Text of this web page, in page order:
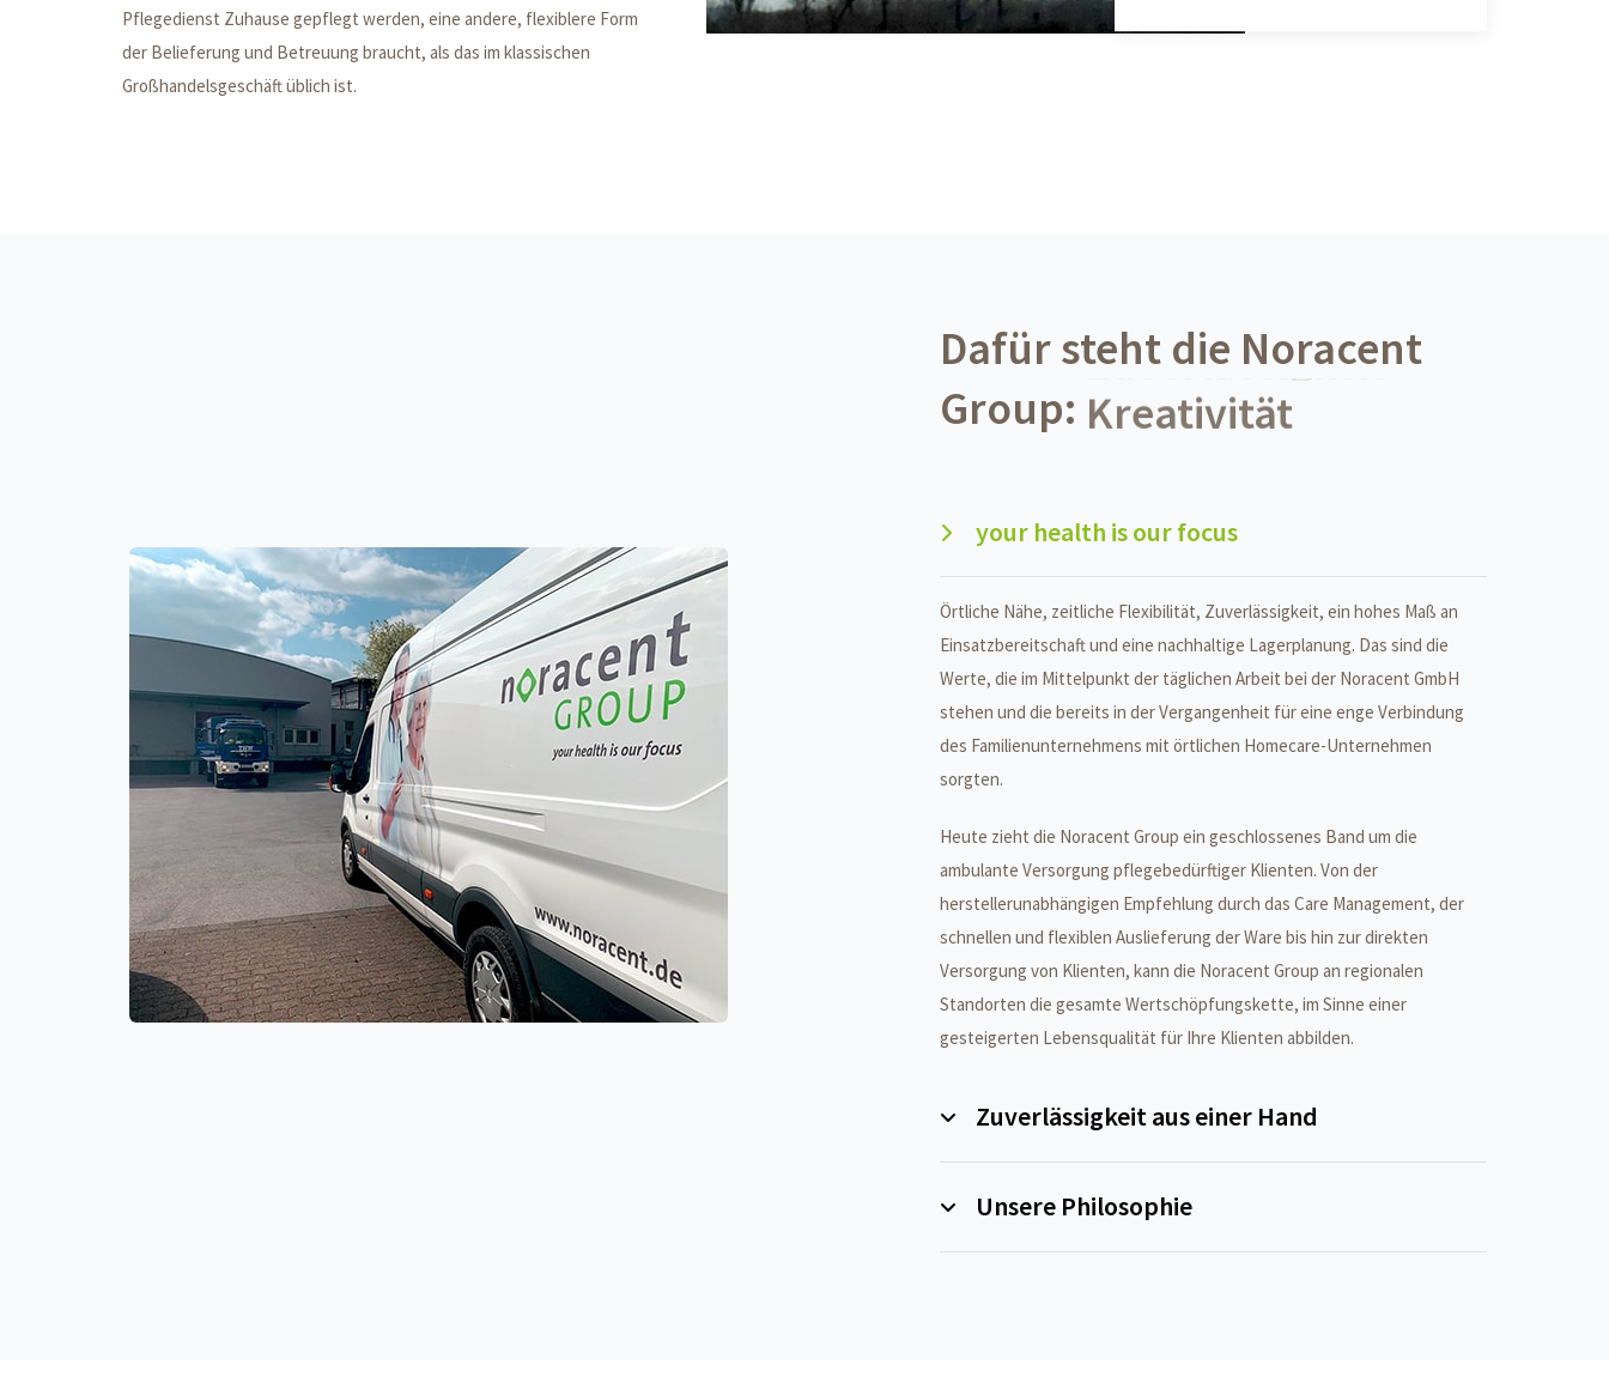
Pflegedienst Zuhause gepflegt werden, eine andere, flexiblere Form
der Belieferung und Betreuung braucht, als das im klassischen
Großhandelsgeschäft üblich ist.
Dafür steht die Noracent
Group: Kreativität
your health is our focus
Örtliche Nähe, zeitliche Flexibilität, Zuverlässigkeit, ein hohes Maß an
Einsatzbereitschaft und eine nachhaltige Lagerplanung. Das sind die
Werte, die im Mittelpunkt der täglichen Arbeit bei der Noracent GmbH
stehen und die bereits in der Vergangenheit für eine enge Verbindung
des Familienunternehmens mit örtlichen Homecare-Unternehmen
sorgten.
Heute zieht die Noracent Group ein geschlossenes Band um die
ambulante Versorgung pflegebedürftiger Klienten. Von der
herstellerunabhängigen Empfehlung durch das Care Management, der
schnellen und flexiblen Auslieferung der Ware bis hin zur direkten
Versorgung von Klienten, kann die Noracent Group an regionalen
Standorten die gesamte Wertschöpfungskette, im Sinne einer
gesteigerten Lebensqualität für Ihre Klienten abbilden.
Zuverlässigkeit aus einer Hand
Unsere Philosophie